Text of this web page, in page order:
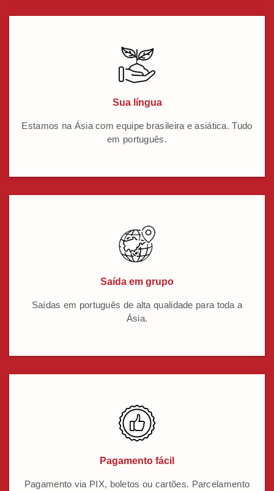
Sua língua
Estamos na Ásia com equipe brasileira e asiática. Tudo
em português.
Saída em grupo
Saídas em português de alta qualidade para toda a
Ásia.
Pagamento fácil
Pagamento via PIX, boletos ou cartões. Parcelamento